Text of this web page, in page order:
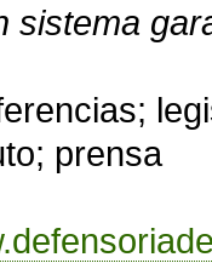
sistema
prensa